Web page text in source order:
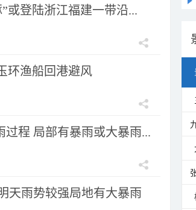
或登陆浙江福建一带沿...
环渔船回港避风
程 局部有暴雨或大暴雨...
天雨势较强局地有大暴雨